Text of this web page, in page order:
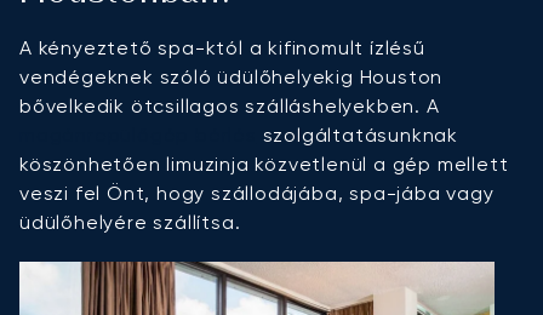
A kényeztető spa-któl a kifinomult ízlésű
vendégeknek szóló üdülőhelyekig Houston
bővelkedik ötcsillagos szálláshelyekben. A
szolgáltatásunknak
köszönhetően limuzinja közvetlenül a gép mellett
veszi fel Önt, hogy szállodájába, spa-jába vagy
üdülőhelyére szállítsa.